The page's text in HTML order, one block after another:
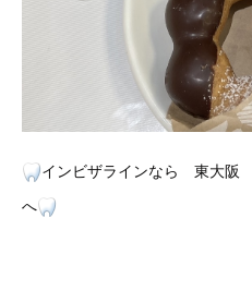
インビザラインなら 東大
へ